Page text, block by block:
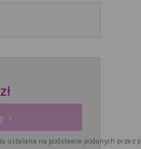
zł
ustalana na podstawie podanych przez